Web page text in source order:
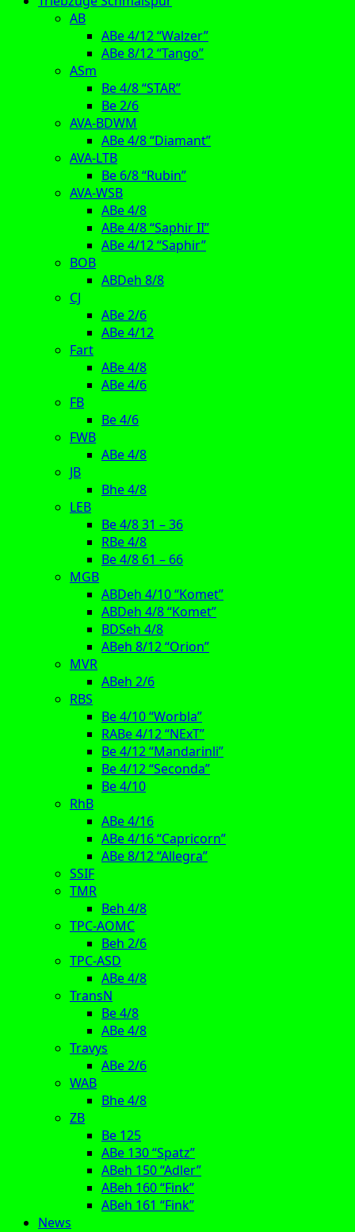
AB
ABe 4/12 “Walzer”
ABe 8/12 “Tango”
ASm
Be 4/8 “STAR”
Be 2/6
AVA-BDWM
ABe 4/8 “Diamant”
AVA-LTB
Be 6/8 “Rubin”
AVA-WSB
ABe 4/8
ABe 4/8 “Saphir II”
ABe 4/12 “Saphir”
BOB
ABDeh 8/8
CJ
ABe 2/6
ABe 4/12
Fart
ABe 4/8
ABe 4/6
FB
Be 4/6
FWB
ABe 4/8
JB
Bhe 4/8
LEB
Be 4/8 31 – 36
RBe 4/8
Be 4/8 61 – 66
MGB
ABDeh 4/10 “Komet”
ABDeh 4/8 “Komet”
BDSeh 4/8
ABeh 8/12 “Orion”
MVR
ABeh 2/6
RBS
Be 4/10 “Worbla”
RABe 4/12 “NExT”
Be 4/12 “Mandarinli”
Be 4/12 “Seconda”
Be 4/10
RhB
ABe 4/16
ABe 4/16 “Capricorn”
ABe 8/12 “Allegra”
SSIF
TMR
Beh 4/8
TPC-AOMC
Beh 2/6
TPC-ASD
ABe 4/8
TransN
Be 4/8
ABe 4/8
Travys
ABe 2/6
WAB
Bhe 4/8
ZB
Be 125
ABe 130 “Spatz”
ABeh 150 “Adler”
ABeh 160 “Fink”
ABeh 161 “Fink”
News